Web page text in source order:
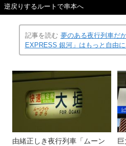
逆戻りするルートで串本へ
記事を読む 夢のある夜行列車だ
EXPRESS 銀河」はもっと自由
由緒正しき夜行列車「ムーン
巨